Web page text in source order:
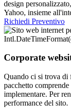
design
Yahoo, insieme
Richiedi Preventivo
Corporate
Quando ci si trova di
pacchetto
implementare. Per
performance del sito.